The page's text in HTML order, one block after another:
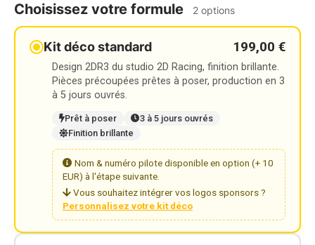
Choisissez votre formule 2 options
Kit déco standard 199,00 €
Design 2DR3 du studio 2D Racing, finition brillante.
Pièces précoupées prêtes à poser, production en 3
à 5 jours ouvrés.
Prêt à poser
3 à 5 jours ouvrés
Finition brillante
Nom & numéro pilote disponible en option (+ 10
EUR) à l'étape suivante.
Vous souhaitez intégrer vos logos sponsors ?
Personnalisez votre kit déco